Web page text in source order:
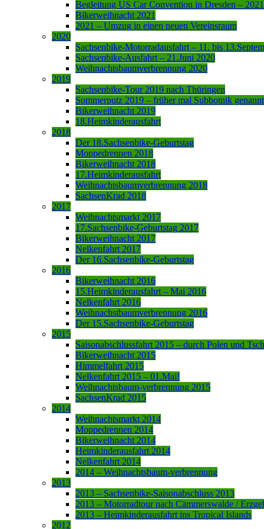
Begleitung US Car Convention in Dresden – 2021
Bikerweihnacht 2021
2021 – Umzug in einen neuen Vereinsraum
2020
Sachsenbike-Motorradausfahrt – 11. bis
Sachsenbike-Ausfahrt – 21.Juni 2020
Weihnachtsbaumverbrennung 2020
2019
Sachsenbike-Tour 2019 nach Thüringen
Sommerputz 2019 – früher mal Subbotnik genannt
Bikerweihnacht 2019
18.Heimkinderausfahrt
2018
Der 18.Sachsenbike-Geburtstag
Moppedrennen 2018
Bikerweihnacht 2018
17.Heimkinderausfahrt
Weihnachtsbaumverbrennung 2018
SachsenKrad 2018
2017
Weihnachtsmarkt 2017
17.Sachsenbike-Geburtstag 2017
Bikerweihnacht 2017
Nelkenfahrt 2017
Der 16.Sachsenbike-Geburtstag
2016
Bikerweihnacht 2016
15.Heimkinderausfahrt – Mai 2016
Nelkenfahrt 2016
Weihnachstbaumverbrennung 2016
Der 15.Sachsenbike-Geburtstag
2015
Saisonabschlussfahrt 2015 – durch Polen und
Bikerweihnacht 2015
Himmelfahrt 2015
Nelkenfahrt 2015 – 01.Mai!
Weihnachtsbaum-verbrennung 2015
SachsenKrad 2015
2014
Weihnachtsmarkt 2014
Moppedrennen 2014
Bikerweihnacht 2014
Heimkinderausfahrt 2014
Nelkenfahrt 2014
2014 – Weihnachtsbaum-verbrennung
2013
2013 – Sachsenbike-Saisonabschluss 2013
2013 – Motorradtour nach Cämmerswalde /
2013 – Heimkinderausfahrt ins Tropical Islands
2012